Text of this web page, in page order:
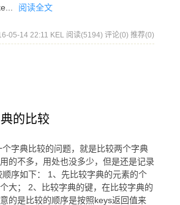
阅读全文
05-14 22:11 KEL 阅读(5194) 评论(0) 推荐(0)
的比较
字典比较的问题，就是比较两个字典
的不多，用处也没多少，但是还是记录
序如下： 1、先比较字典的元素的个
大； 2、比较字典的键，在比较字典的
的是比较的顺序是按照keys返回值来